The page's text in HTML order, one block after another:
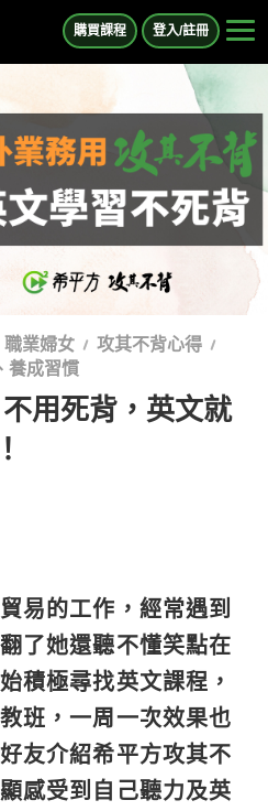
購買課程 登入/註冊
職業婦女
攻其不背心得
養成習慣
用死背，英文就
易的工作，經常遇到
了她還聽不懂笑點在
積極尋找英文課程，
班，一周一次效果也
友介紹希平方攻其不
感受到自己聽力及英